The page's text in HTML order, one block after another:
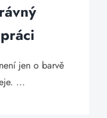
jen o barvě
...